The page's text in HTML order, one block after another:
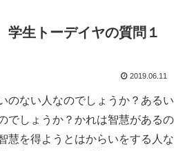
生トーデイヤの質問１
2019.06.11
のない人なのでしょうか？あるい
でしょうか？かれは智慧があるの
慧を得ようとはからいをする人な